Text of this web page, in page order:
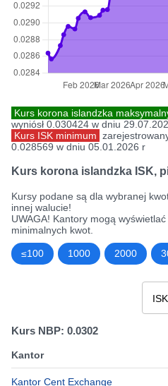
Kurs korona islandzka
wyniósł 0.030424 w dniu
Kurs ISK minimum
0.028569 w dniu 05.01.2026 r
Kurs korona islandzka ISK,
Kursy podane są dla wybranej
innej walucie!
UWAGA! Kantory mogą
minimalnych kwot.
≤100 1000 2000
Kurs NBP: 0.0302
Kantor
Kantor Cent Exchange